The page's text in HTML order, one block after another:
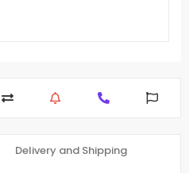
Delivery and Shipping